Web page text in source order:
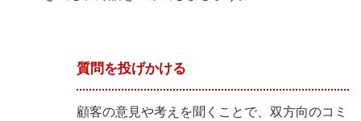
質問を投げかける
顧客の意見や考えを聞くことで、双方向のコミ